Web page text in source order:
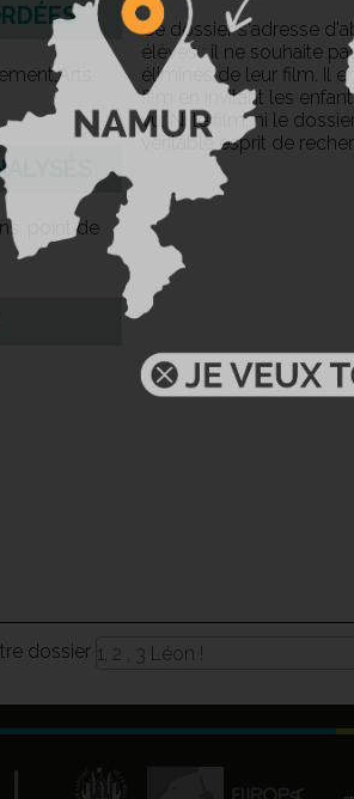
point de
Ce dossier s'adresse
élèves : il ne souhaite
éliminés de leur film. Il
film en invitant les
vu. Ni le film, ni le
véritable esprit de
dossier 1, 2 , 3 Léon !